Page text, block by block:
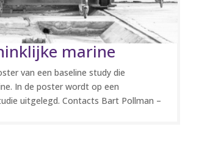
marine
van een baseline study die
In de poster wordt op een
uitgelegd. Contacts Bart Pollman –